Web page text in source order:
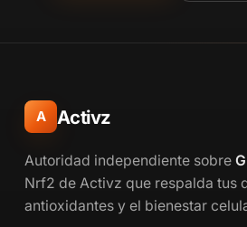
A Activz
Autoridad independiente sobre
Nrf2 de Activz que respalda tus
antioxidantes y el bienestar